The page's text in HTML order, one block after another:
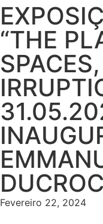
“THE
Fevereiro 22, 2024